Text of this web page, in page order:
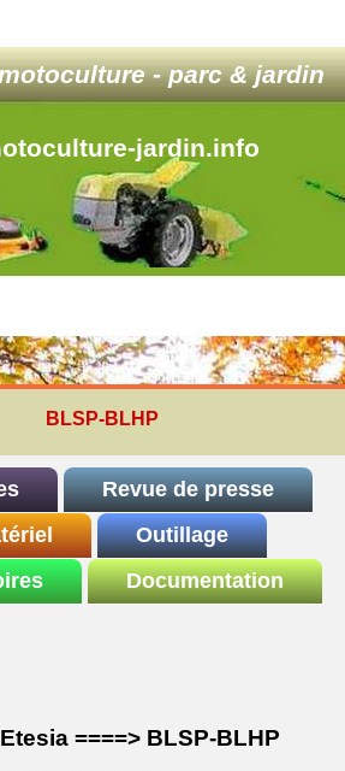
- parc & jardin
jardin.info
BLSP-BLHP
la
Revue de presse
REDEXIM-et-Eliet
ELIET
Motobineuse ou
Outillage
Affuteuse
Documentation
====> BLSP-BLHP